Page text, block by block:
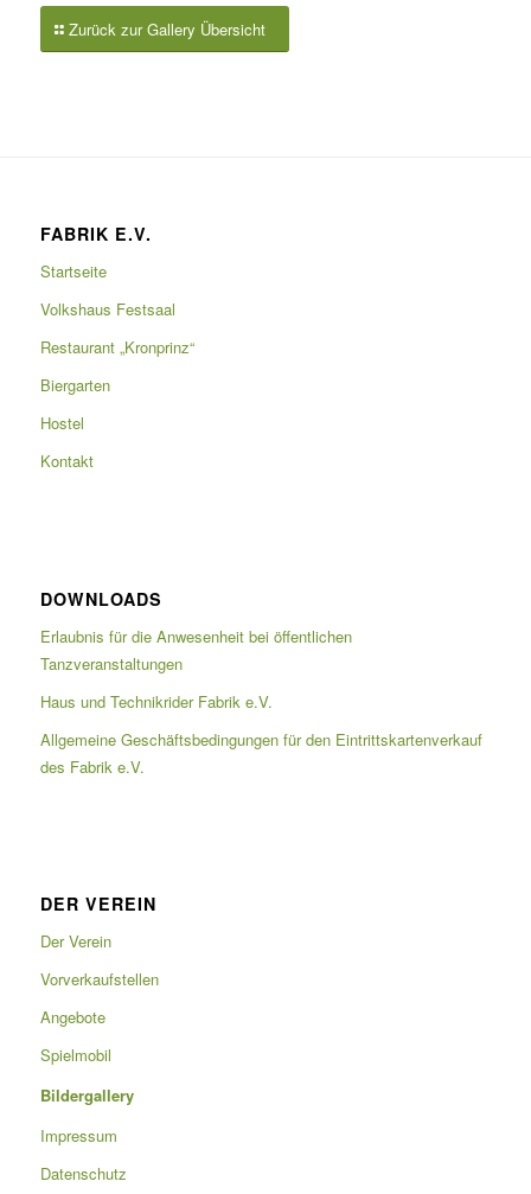
Zurück zur Gallery Übersicht
FABRIK E.V.
Startseite
Volkshaus Festsaal
Restaurant „Kronprinz“
Biergarten
Hostel
Kontakt
DOWNLOADS
Erlaubnis für die Anwesenheit bei öffentlichen
Tanzveranstaltungen
Haus und Technikrider Fabrik e.V.
Allgemeine Geschäftsbedingungen für den Eintrittskartenverkauf
des Fabrik e.V.
DER VEREIN
Der Verein
Vorverkaufstellen
Angebote
Spielmobil
Bildergallery
Impressum
Datenschutz